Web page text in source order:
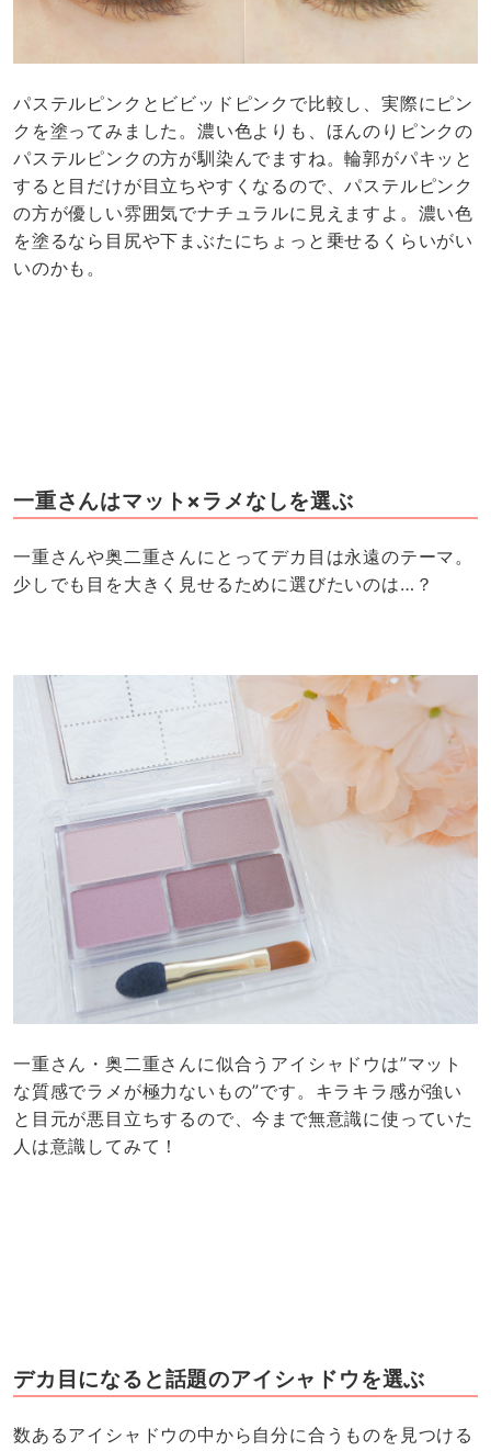
パステルピンクとビビッドピンクで比較し、実際にピン
クを塗ってみました。濃い色よりも、ほんのりピンクの
パステルピンクの方が馴染んでますね。輪郭がパキッと
すると目だけが目立ちやすくなるので、パステルピンク
の方が優しい雰囲気でナチュラルに見えますよ。濃い色
を塗るなら目尻や下まぶたにちょっと乗せるくらいがい
いのかも。
一重さんはマット×ラメなしを選ぶ
一重さんや奥二重さんにとってデカ目は永遠のテーマ。
少しでも目を大きく見せるために選びたいのは…？
一重さん・奥二重さんに似合うアイシャドウは”マット
な質感でラメが極力ないもの”です。キラキラ感が強い
と目元が悪目立ちするので、今まで無意識に使っていた
人は意識してみて！
デカ目になると話題のアイシャドウを選ぶ
数あるアイシャドウの中から自分に合うものを見つける